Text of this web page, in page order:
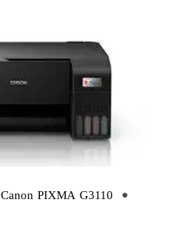
Canon PIXMA G3110